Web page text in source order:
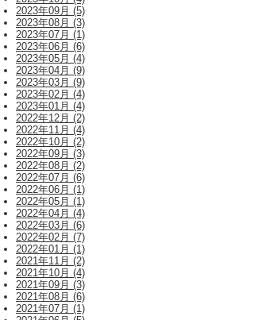
2023年09月 (5)
2023年08月 (3)
2023年07月 (1)
2023年06月 (6)
2023年05月 (4)
2023年04月 (9)
2023年03月 (9)
2023年02月 (4)
2023年01月 (4)
2022年12月 (2)
2022年11月 (4)
2022年10月 (2)
2022年09月 (3)
2022年08月 (2)
2022年07月 (6)
2022年06月 (1)
2022年05月 (1)
2022年04月 (4)
2022年03月 (6)
2022年02月 (7)
2022年01月 (1)
2021年11月 (2)
2021年10月 (4)
2021年09月 (3)
2021年08月 (6)
2021年07月 (1)